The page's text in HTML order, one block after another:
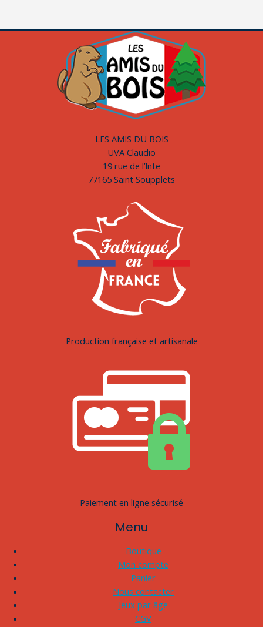
LES AMIS DU BOIS
UVA Claudio
19 rue de l’Inte
77165 Saint Soupplets
Production française et artisanale
Paiement en ligne sécurisé
Menu
Boutique
Mon compte
Panier
Nous contacter
Jeux par âge
CGV